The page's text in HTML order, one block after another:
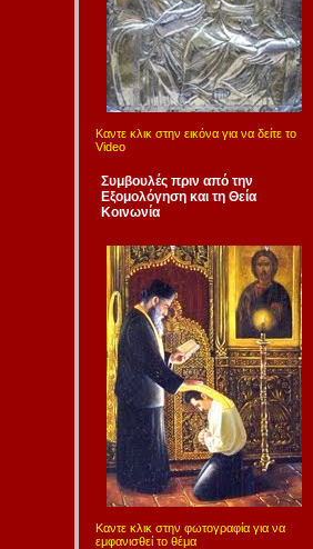
Καντε κλικ στην εικόνα για να δείτε το
Video
Συμβουλές πριν από την
Εξομολόγηση και τη Θεία
Κοινωνία
Καντε κλικ στην φωτογραφία για να
εμφανισθεί το θέμα